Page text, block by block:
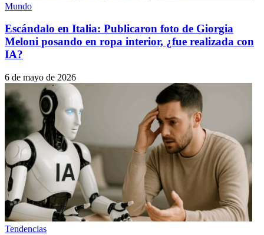
Mundo
Escándalo en Italia: Publicaron foto de Giorgia
Meloni posando en ropa interior, ¿fue realizada con
IA?
6 de mayo de 2026
Tendencias